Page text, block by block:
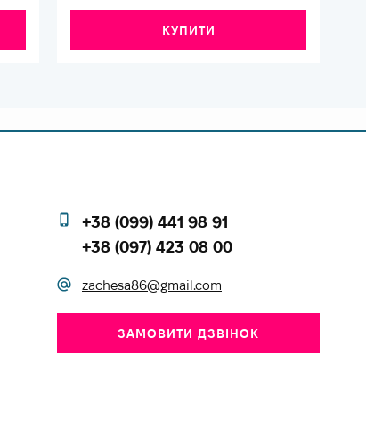
КУПИТИ
+38 (099) 441 98 91
+38 (097) 423 08 00
zachesa86@gmail.com
ЗАМОВИТИ ДЗВІНОК